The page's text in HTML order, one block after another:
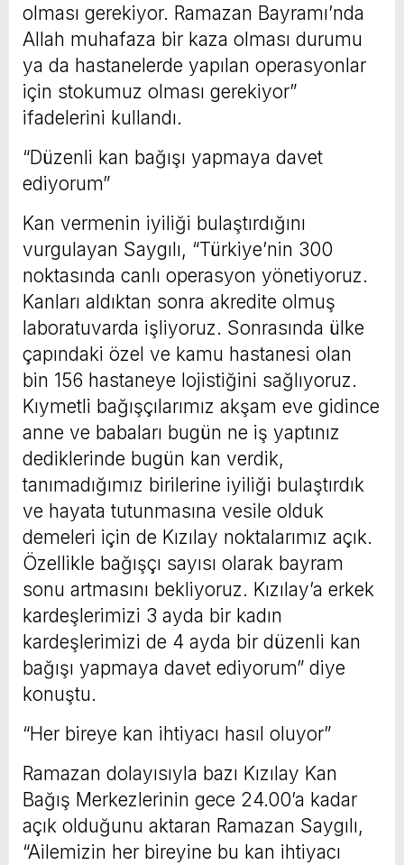
olması gerekiyor. Ramazan Bayramı’nda
Allah muhafaza bir kaza olması durumu
ya da hastanelerde yapılan operasyonlar
için stokumuz olması gerekiyor”
ifadelerini kullandı.
“Düzenli kan bağışı yapmaya davet
ediyorum”
Kan vermenin iyiliği bulaştırdığını
vurgulayan Saygılı, “Türkiye’nin 300
noktasında canlı operasyon yönetiyoruz.
Kanları aldıktan sonra akredite olmuş
laboratuvarda işliyoruz. Sonrasında ülke
çapındaki özel ve kamu hastanesi olan
bin 156 hastaneye lojistiğini sağlıyoruz.
Kıymetli bağışçılarımız akşam eve gidince
anne ve babaları bugün ne iş yaptınız
dediklerinde bugün kan verdik,
tanımadığımız birilerine iyiliği bulaştırdık
ve hayata tutunmasına vesile olduk
demeleri için de Kızılay noktalarımız açık.
Özellikle bağışçı sayısı olarak bayram
sonu artmasını bekliyoruz. Kızılay’a erkek
kardeşlerimizi 3 ayda bir kadın
kardeşlerimizi de 4 ayda bir düzenli kan
bağışı yapmaya davet ediyorum” diye
konuştu.
“Her bireye kan ihtiyacı hasıl oluyor”
Ramazan dolayısıyla bazı Kızılay Kan
Bağış Merkezlerinin gece 24.00’a kadar
açık olduğunu aktaran Ramazan Saygılı,
“Ailemizin her bireyine bu kan ihtiyacı